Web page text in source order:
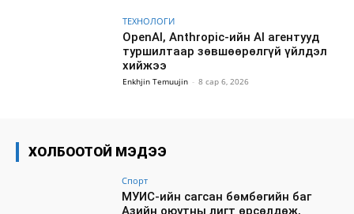
ТЕХНОЛОГИ
OpenAI, Anthropic-ийн AI агентууд
туршилтаар зөвшөөрөлгүй үйлдэл
хийжээ
Enkhjin Temuujin - 8 сар 6, 2026
ХОЛБООТОЙ МЭДЭЭ
Спорт
МУИС-ийн сагсан бөмбөгийн баг
Азийн оюутны лигт өрсөлдөж,